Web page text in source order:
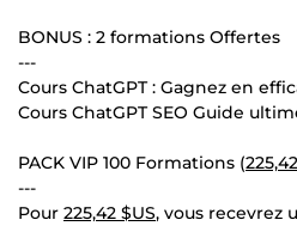
BONUS : 2 formations Offertes
---
Cours ChatGPT : Gagnez en
Cours ChatGPT SEO Guide
PACK VIP 100 Formations (
---
Pour 225,42 $US, vous recevrez